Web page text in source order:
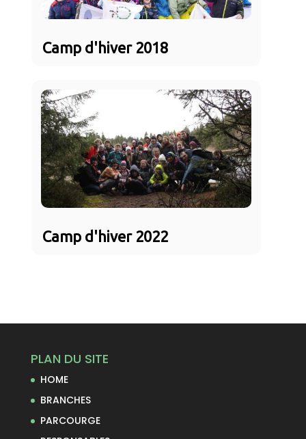
Camp d'hiver 2018
Camp d'hiver 2022
PLAN DU SITE
HOME
BRANCHES
PARCOURGE